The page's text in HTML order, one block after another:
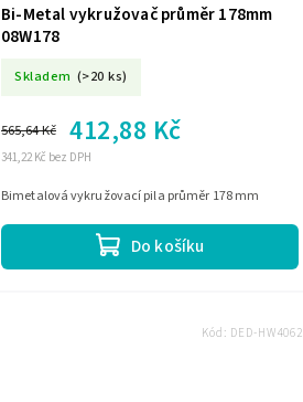
Bi-Metal vykružovač průměr 178mm
08W178
Skladem (>20 ks)
341,22 Kč bez DPH
565,64 Kč 412,88 Kč
Do košíku
Bimetalová vykružovací pila průměr 178 mm
Kód: DED-HW4062